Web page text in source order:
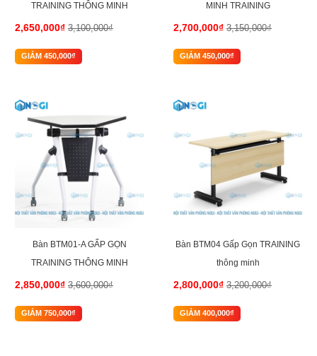
TRAINING THÔNG MINH
2,650,000₫ 3,100,000₫
GIẢM 450,000₫
MINH TRAINING
2,700,000₫ 3,150,000₫
GIẢM 450,000₫
-21%
Bàn BTM01-A GẤP GỌN
TRAINING THÔNG MINH
2,850,000₫ 3,600,000₫
GIẢM 750,000₫
-13%
Bàn BTM04 Gấp Gọn TRAINING
thông minh
2,800,000₫ 3,200,000₫
GIẢM 400,000₫